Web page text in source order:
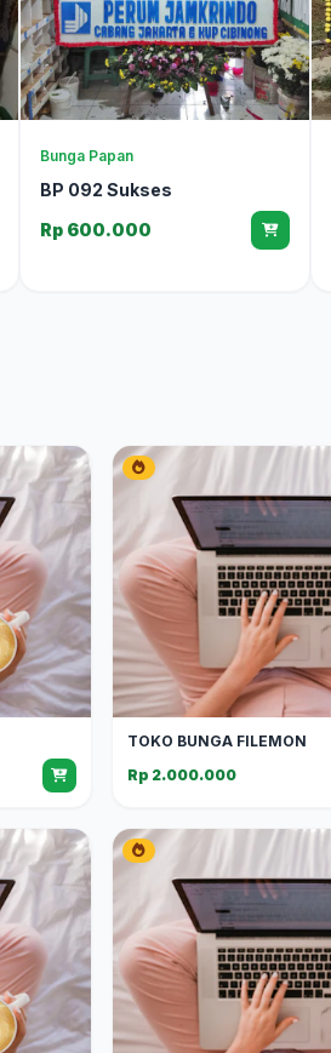
Bunga Papan
BP 092 Sukses
Rp 600.000
TOKO BUNGA FILEMON
Rp 2.000.000